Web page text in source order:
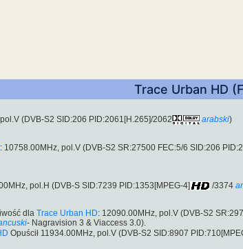
Trace Urban HD
(DVB-S2 SID:206 PID:2061[H.265]/2062 arabski)
: 10758.00MHz, pol.V (DVB-S2 SR:27500 FEC:5/6 SID:206
pol.H (DVB-S SID:7239 PID:1353[MPEG-4] /3374
dla Trace Urban HD: 12090.00MHz, pol.V (DVB-S2
- Nagravision 3 & Viaccess 3.0).
Opuścił 11934.00MHz, pol.V (DVB-S2 SID:8907